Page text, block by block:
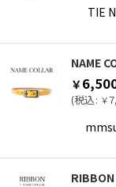
TIE
NAME
￥
(税込: ￥
RIBBON